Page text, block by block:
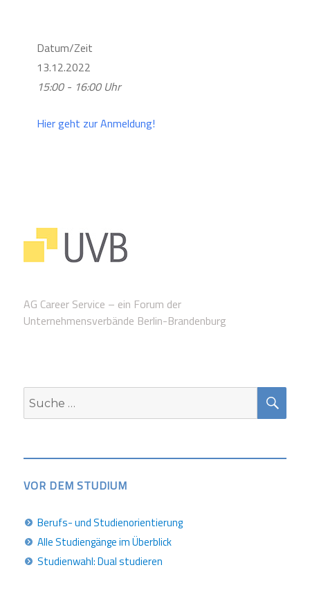
Datum/Zeit
13.12.2022
15:00 - 16:00 Uhr
Hier geht zur Anmeldung!
AG Career Service – ein Forum der
Unternehmensverbände Berlin-Brandenburg
Suche
nach:
VOR DEM STUDIUM
Berufs- und Studienorientierung
Alle Studiengänge im Überblick
Studienwahl: Dual studieren